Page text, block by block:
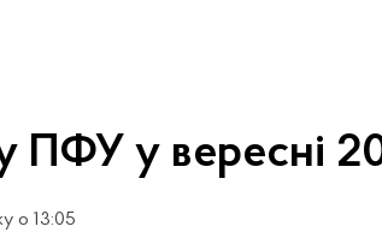
ПФУ у вересні
о 13:05